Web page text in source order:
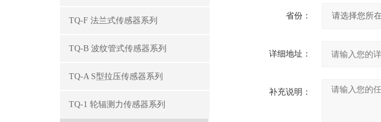
TQ-F 法兰式传感器系列
TQ-B 波纹管式传感器系列
TQ-A S型拉压传感器系列
TQ-1 轮辐测力传感器系列
省份：
详细地址：
补充说明：